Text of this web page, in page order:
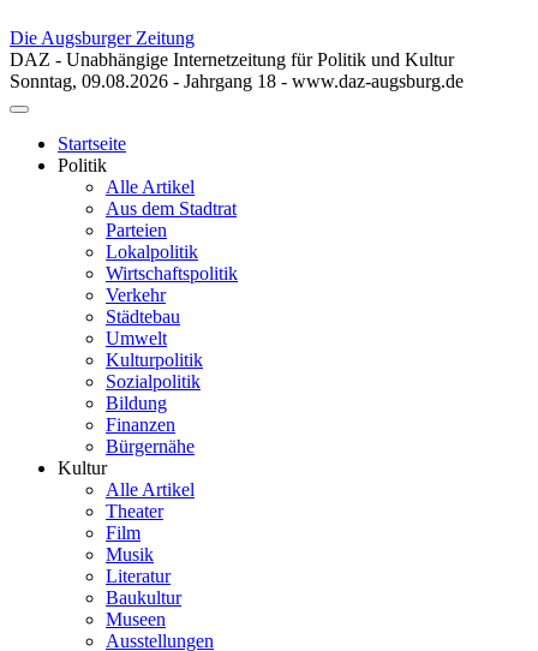
Die Augsburger Zeitung
DAZ - Unabhängige Internetzeitung für Politik und Kultur
Sonntag, 09.08.2026 - Jahrgang 18 - www.daz-augsburg.de
Toggle
navigationStartseite
Politik
Alle Artikel
Aus dem Stadtrat
Parteien
Lokalpolitik
Wirtschaftspolitik
Verkehr
Städtebau
Umwelt
Kulturpolitik
Sozialpolitik
Bildung
Finanzen
Bürgernähe
Kultur
Alle Artikel
Theater
Film
Musik
Literatur
Baukultur
Museen
Ausstellungen